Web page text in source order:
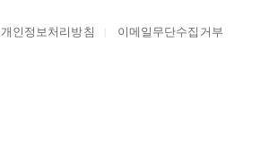
개인정보처리방침 이메일무단수집거부